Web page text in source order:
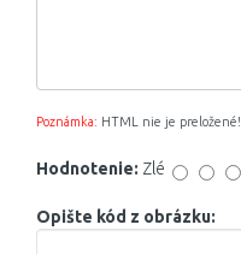
Poznámka: HTML nie je preložené!
Hodnotenie: Zlé
Opište kód z obrázku: